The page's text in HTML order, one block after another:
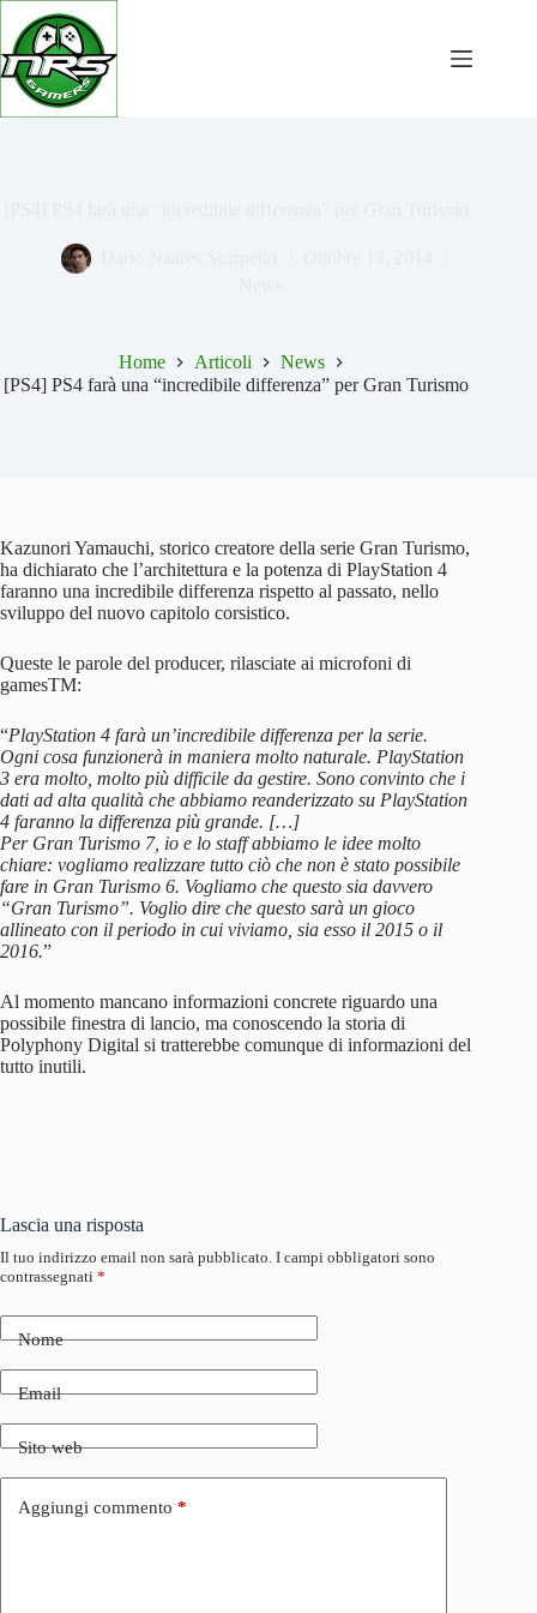
Salta
contenuto
Home Articoli
News
[PS4] PS4 farà una “incredibile differenza” per Gran Turismo
Kazunori Yamauchi, storico creatore della serie Gran Turismo,
ha dichiarato che l’architettura e la potenza di PlayStation 4
faranno una incredibile differenza rispetto al passato, nello
sviluppo del nuovo capitolo corsistico.
Queste le parole del producer, rilasciate ai microfoni di
gamesTM:
“PlayStation 4 farà un’incredibile differenza per la serie.
Ogni cosa funzionerà in maniera molto naturale. PlayStation
3 era molto, molto più difficile da gestire. Sono convinto che i
dati ad alta qualità che abbiamo reanderizzato su PlayStation
4 faranno la differenza più grande. […]
Per Gran Turismo 7, io e lo staff abbiamo le idee molto
chiare: vogliamo realizzare tutto ciò che non è stato possibile
fare in Gran Turismo 6. Vogliamo che questo sia davvero
“Gran Turismo”. Voglio dire che questo sarà un gioco
allineato con il periodo in cui viviamo, sia esso il 2015 o il
2016.”
Al momento mancano informazioni concrete riguardo una
possibile finestra di lancio, ma conoscendo la storia di
Polyphony Digital si tratterebbe comunque di informazioni del
tutto inutili.
Lascia una risposta
Il tuo indirizzo email non sarà pubblicato. I campi obbligatori sono
contrassegnati *
Nome
Email
Sito web
Aggiungi commento *